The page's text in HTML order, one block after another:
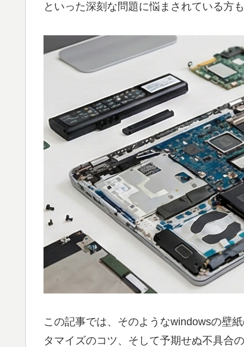
といった深刻な問題に悩まされている方
この記事では、そのようなwindowsの壁
タマイズのコツ、そして予期せぬ不具合